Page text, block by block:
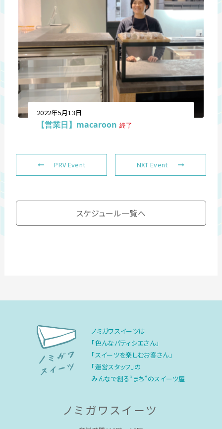
2022年5月13日
【営業日】macaroon 終了
PRV Event NXT Event
スケジュール一覧へ
ノミガワスイーツは
「色んなパティシエさん」
「スイーツを楽しむお客さん」
「運営スタッフ」の
みんなで創る“まち”のスイーツ屋
ノミガワスイーツ